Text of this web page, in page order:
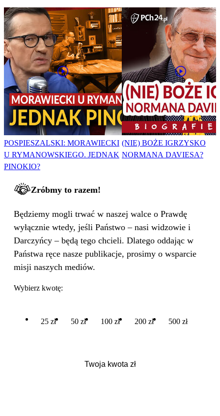
POSPIESZALSKI: MORAWIECKI
U RYMANOWSKIEGO. JEDNAK
PINOKIO?
(NIE) BOŻE IGRZYSKO
NORMANA DAVIESA?
Zróbmy to razem!
Będziemy mogli trwać w naszej walce o Prawdę
wyłącznie wtedy, jeśli Państwo – nasi widzowie i
Darczyńcy – będą tego chcieli. Dlatego oddając w
Państwa ręce nasze publikacje, prosimy o wsparcie
misji naszych mediów.
Wybierz kwotę:
25 zł 50 zł 100 zł 200 zł 500 zł